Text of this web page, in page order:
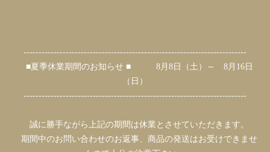
--------------------------------------------------------------------------
■夏季休業期間のお知らせ ■ 8月8日（土）～ 8月16日
（日）
--------------------------------------------------------------------------
誠に勝手ながら上記の期間は休業とさせていただきます。
期間中のお問い合わせのお返事、商品の発送はお受けできませ